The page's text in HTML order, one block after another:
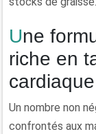
Une formule pauvre en sodium et
riche en
cardiaque
Un nombre non
confrontés aux